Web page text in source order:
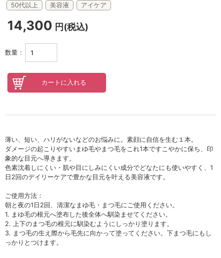
50代以上
美容液 アイケア
14,300 円(税込)
数量：
薄い、短い、ハリがないなどのお悩みに。素顔に自信を生む１本。
ダメージの起こりやすいまゆ毛やまつ毛をこれ1本ですこやかに保ち、印
象的な目元へ導きます。
色素沈着しにくい・肌や目にしみにくい成分でどなたにも使いやすく、1
日2回のデイリーケアで豊かな目元を叶える美容液です。
ご使用方法：
朝と夜の1日2回、清潔なまゆ毛・まつ毛にご使用ください。
1. まゆ毛の根元へ塗布した後全体へ馴染ませてください。
2. 上下のまつ毛の根元に馴染むようにしっかり塗ります。
3. まつ毛の生え際から毛先に向かって塗ってください。下まつ毛にもし
っかりとつけます。